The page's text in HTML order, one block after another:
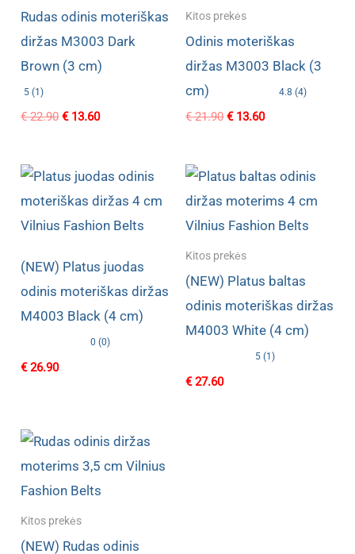
Rudas odinis moteriškas
diržas M3003 Dark
Brown (3 cm)
5 (1)
€22.90 Original
€13.60Current
Kitos prekės
Odinis moteriškas
diržas M3003 Black (3
cm)
4.8 (4)
€21.90 Original
€13.60Current
(NEW) Platus juodas
odinis moteriškas diržas
M4003 Black (4 cm)
0 (0)
€26.90
Kitos prekės
(NEW) Platus baltas
odinis moteriškas diržas
M4003 White (4 cm)
5 (1)
€27.60
Kitos prekės
(NEW) Rudas odinis